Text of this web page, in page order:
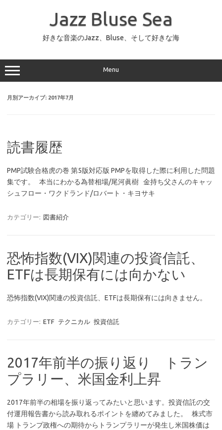
ッ
プ
Jazz Bluse Sea
好きな音楽のJazz、Bluse、そして好きな海
Menu
月別アーカイブ: 2017年7月
読書履歴
PMP試験合格虎の巻 第5版対応版 PMPを取得した際に利用した問題
集です。 本当にわかる為替相場/尾河眞樹 金持ち父さんのキャッ
シュフロー・ワクドランド/ロバート・キヨサキ
カテゴリー: 図書紹介
恐怖指数(VIX)関連の投資信託、
ETFは長期保有には向かない
恐怖指数(VIX)関連の投資信託、ETFは長期保有には向きません。
カテゴリー: ETF テクニカル 投資信託
2017年前半の振り返り トラン
プラリー、米国金利上昇
2017年前半の相場を振り返ってみたいと思います。投資信託の交
付運用報告書から読み取れるポイントを纏めてみました。 株式市
場 トランプ政権への期待からトランプラリーが発生し米国株価は